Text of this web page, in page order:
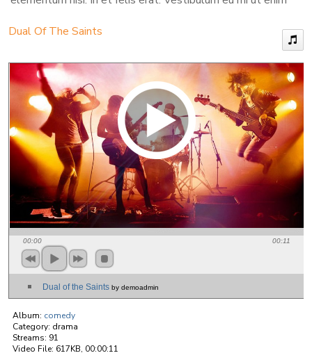
bibendum et. Aenean sit amet metus at massa aliquet iaculis
auctor porttitor arcu ut aliquet. Maecenas aliquet velit et
nunc dignissim facilisis. Nulla facilisi. Mauris molestie, felis a
volutpat ornare, justo sem sagittis sem, id viverra lorem eros
vitae arcu. Mauris molestie, ligula sagittis tempor mattis,
purus diam auctor metus, a egestas arcu est id velit.
Curabitur bibendum ante erat, in scelerisque lectus varius
quis. Nam dictum eget lacus nec porttitor. Nunc interdum
cursus pretium.
Dual Of The Saints
00:00 00:11
Dual of the Saints by demoadmin
Album: comedy
Category: drama
Streams: 91
Video File: 617KB, 00:00:11